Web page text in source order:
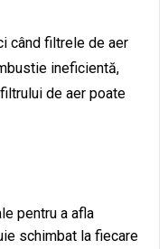
când filtrele de aer
ineficientă,
de aer poate
pentru a afla
schimbat la fiecare